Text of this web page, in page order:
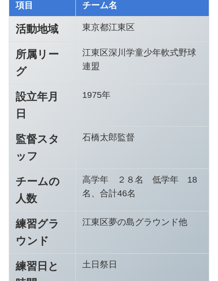
項目 チーム名
活動地域 東京都江東区
所属リー
グ
江東区深川学童少年軟式野球
連盟
設立年月
日
1975年
監督スタ
ッフ
石橋太郎監督
チームの
人数
高学年 ２８名 低学年 18
名、合計46名
練習グラ
ウンド
江東区夢の島グラウンド他
練習日と
土日祭日